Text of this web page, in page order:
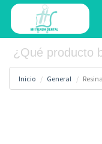
Inicio General